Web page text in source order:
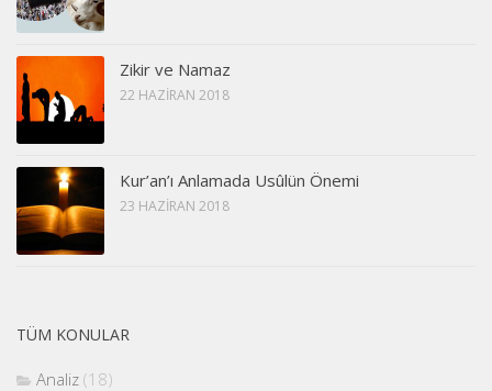
Zikir ve Namaz
22 HAZIRAN 2018
Kur’an’ı Anlamada Usûlün Önemi
23 HAZIRAN 2018
TÜM KONULAR
Analiz (18)